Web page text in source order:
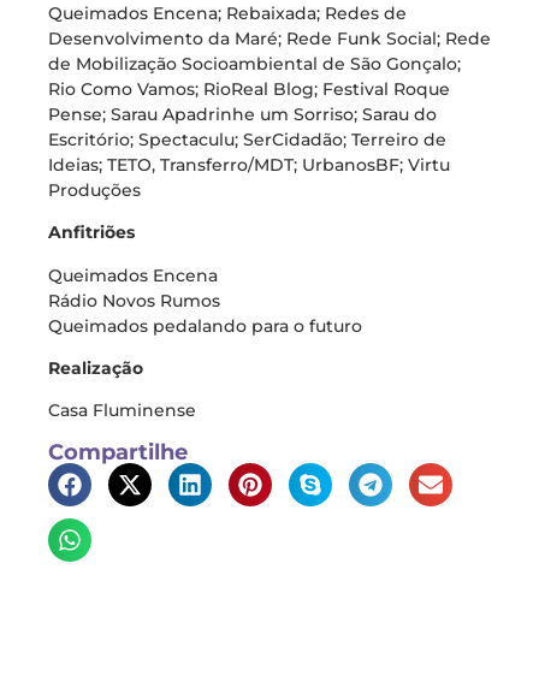
Queimados Encena; Rebaixada; Redes de
Desenvolvimento da Maré; Rede Funk Social; Rede
de Mobilização Socioambiental de São Gonçalo;
Rio Como Vamos; RioReal Blog; Festival Roque
Pense; Sarau Apadrinhe um Sorriso; Sarau do
Escritório; Spectaculu; SerCidadão; Terreiro de
Ideias; TETO, Transferro/MDT; UrbanosBF; Virtu
Produções
Anfitriões
Queimados Encena
Rádio Novos Rumos
Queimados pedalando para o futuro
Realização
Casa Fluminense
Compartilhe